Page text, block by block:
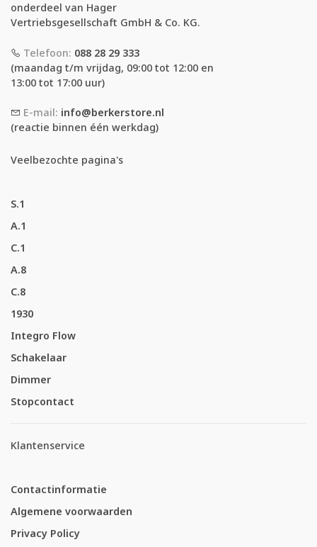
onderdeel van Hager
Vertriebsgesellschaft GmbH & Co. KG.
Telefoon: 088 28 29 333
(maandag t/m vrijdag, 09:00 tot 12:00 en
13:00 tot 17:00 uur)
E-mail: info@berkerstore.nl
(reactie binnen één werkdag)
Veelbezochte pagina's
S.1
A.1
C.1
A.8
C.8
1930
Integro Flow
Schakelaar
Dimmer
Stopcontact
Klantenservice
Contactinformatie
Algemene voorwaarden
Privacy Policy